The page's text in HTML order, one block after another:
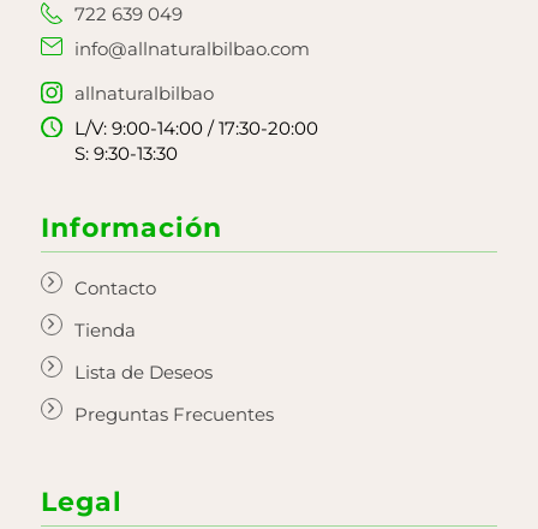
722 639 049
info@allnaturalbilbao.com
allnaturalbilbao
L/V: 9:00-14:00 / 17:30-20:00
S: 9:30-13:30
Información
Contacto
Tienda
Lista de Deseos
Preguntas Frecuentes
Legal